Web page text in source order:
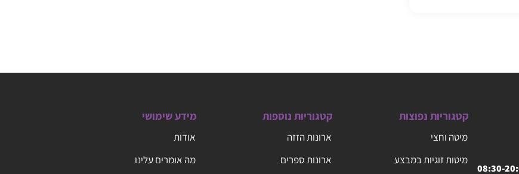
קטגוריות נפוצות
מיטה וחצי
מיטות זוגיות במבצע
קטגוריות נוספות
ארונות הזזה
ארונות ספרים
מידע שימושי
אודות
מה אומרים עלינו